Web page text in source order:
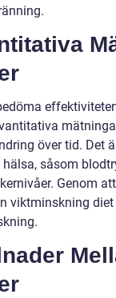
över tid. Det
hälsa, såsom
Genom
viktminskning